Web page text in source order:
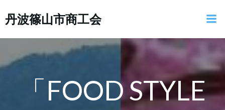
ン
キ
ッ
丹波篠山市商工会
「FOOD STYLE